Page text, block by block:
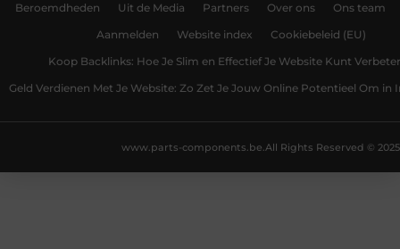
Beroemdheden Uit de Media Partners Over ons Ons team
Aanmelden Website index Cookiebeleid (EU)
Koop Backlinks: Hoe Je Slim en Effectief Je Website Kunt
Geld Verdienen Met Je Website: Zo Zet Je Jouw Online Potentieel Om in
All Rights Reserved © 2025
www.parts-components.be.